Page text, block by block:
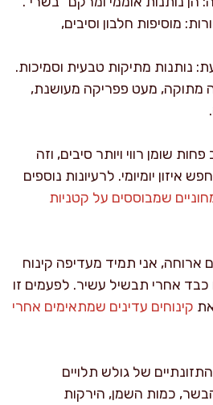
מוסיפות חלבון וסיבים,
נותנות מתיקות טבעית וסמיכות.
מתוקה, מעט פפריקה מעושנת,
שומן רווי ויותר סיבים, וזה
איזון יומיומי. לרעיונות נוספים
שמבוססים על קטניות
ארוחה, אני תמיד מעדיפה קינוח
כבד אחרי תבשיל עשיר. לפעמים זו
קינוחים עדינים שמתאימים אחרי
של גולש תלויים
כמות השמן, הירקות